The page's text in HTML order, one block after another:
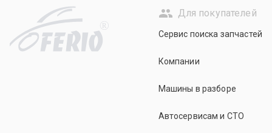
R
Для покупателей
Сервис поиска запчастей
Компании
Машины в разборе
Автосервисам и СТО